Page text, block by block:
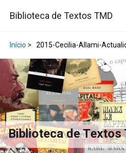
Biblioteca de Textos TMD
Início > 2015-Cecilia-Allami-
Biblioteca de